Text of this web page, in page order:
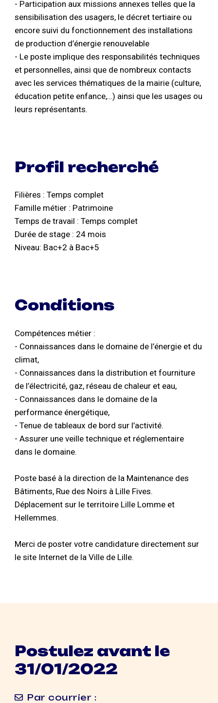
- Participation aux missions annexes telles que la
sensibilisation des usagers, le décret tertiaire ou
encore suivi du fonctionnement des installations
de production d’énergie renouvelable
- Le poste implique des responsabilités techniques
et personnelles, ainsi que de nombreux contacts
avec les services thématiques de la mairie (culture,
éducation petite enfance,…) ainsi que les usages ou
leurs représentants.
Profil recherché
Filières : Temps complet
Famille métier : Patrimoine
Temps de travail : Temps complet
Durée de stage : 24 mois
Niveau: Bac+2 à Bac+5
Conditions
Compétences métier :
- Connaissances dans le domaine de l’énergie et du
climat,
- Connaissances dans la distribution et fourniture
de l’électricité, gaz, réseau de chaleur et eau,
- Connaissances dans le domaine de la
performance énergétique,
- Tenue de tableaux de bord sur l’activité.
- Assurer une veille technique et réglementaire
dans le domaine.
Poste basé à la direction de la Maintenance des
Bâtiments, Rue des Noirs à Lille Fives.
Déplacement sur le territoire Lille Lomme et
Hellemmes.
Merci de poster votre candidature directement sur
le site Internet de la Ville de Lille.
Postulez avant le
31/01/2022
Par courrier :